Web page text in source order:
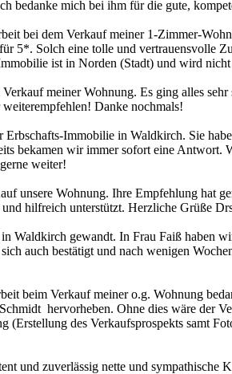
bedanke mich bei ihm für die gute,
bei dem Verkauf meiner 1-Zimmer-
5*. Solch eine tolle und vertrauensvolle
ist in Norden (Stadt) und wird
meiner Wohnung. Es ging alles
Danke nochmals!
Immobilie in Waldkirch. Sie
bekamen wir immer sofort eine
weiter!
unsere Wohnung. Ihre Empfehlung hat
und hilfreich unterstützt. Herzliche Grüße
gewandt. In Frau Faiß haben
auch bestätigt und nach wenigen
beim Verkauf meiner o.g. Wohnung
hervorheben. Ohne dies wäre der
des Verkaufsprospekts samt
und zuverlässig nette und